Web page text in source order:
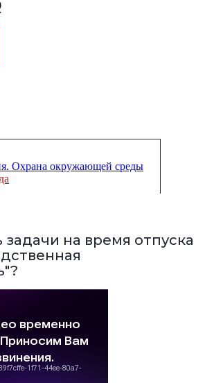
Охрана окружающей среды
задачи на время отпуска